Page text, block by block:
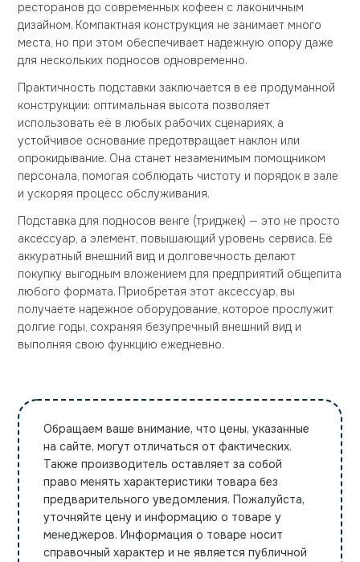
ресторанов до современных кофеен с лаконичным
дизайном. Компактная конструкция не занимает много
места, но при этом обеспечивает надежную опору даже
для нескольких подносов одновременно.
Практичность подставки заключается в её продуманной
конструкции: оптимальная высота позволяет
использовать её в любых рабочих сценариях, а
устойчивое основание предотвращает наклон или
опрокидывание. Она станет незаменимым помощником
персонала, помогая соблюдать чистоту и порядок в зале
и ускоряя процесс обслуживания.
Подставка для подносов венге (триджек) — это не просто
аксессуар, а элемент, повышающий уровень сервиса. Её
аккуратный внешний вид и долговечность делают
покупку выгодным вложением для предприятий общепита
любого формата. Приобретая этот аксессуар, вы
получаете надежное оборудование, которое прослужит
долгие годы, сохраняя безупречный внешний вид и
выполняя свою функцию ежедневно.
Обращаем ваше внимание, что цены, указанные
на сайте, могут отличаться от фактических.
Также производитель оставляет за собой
право менять характеристики товара без
предварительного уведомления. Пожалуйста,
уточняйте цену и информацию о товаре у
менеджеров. Информация о товаре носит
справочный характер и не является публичной